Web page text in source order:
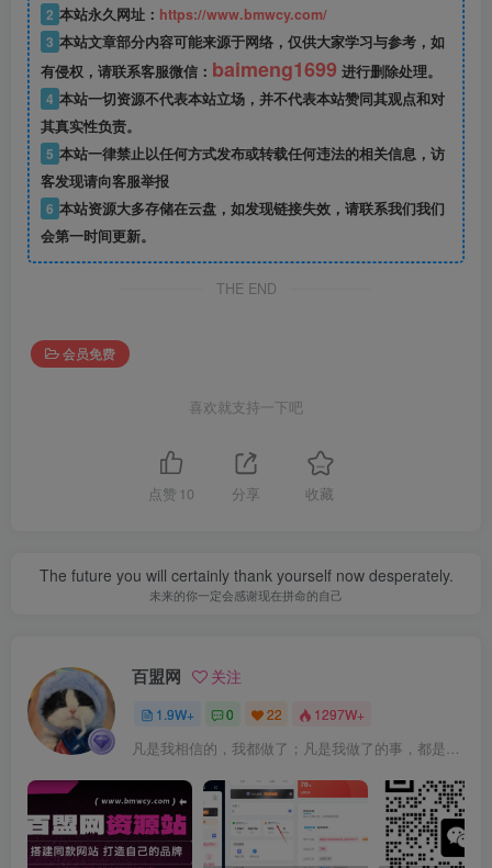
2 本站永久网址： https://www.bmwcy.com/
3 本站文章部分内容可能来源于网络，仅供大家学习与参考，如
有侵权，请联系客服微信： baimeng1699 进行删除处理。
4 本站一切资源不代表本站立场，并不代表本站赞同其观点和对
其真实性负责。
5 本站一律禁止以任何方式发布或转载任何违法的相关信息，访
客发现请向客服举报
6 本站资源大多存储在云盘，如发现链接失效，请联系我们我们
会第一时间更新。
THE END
会员免费
喜欢就支持一下吧
点赞 10 分享 收藏
The future you will certainly thank yourself now desperately.
未来的你一定会感谢现在拼命的自己
百盟网 关注
1.9W+ 0 22 1297W+
凡是我相信的，我都做了；凡是我做了的事，都是全身心地投入去做的